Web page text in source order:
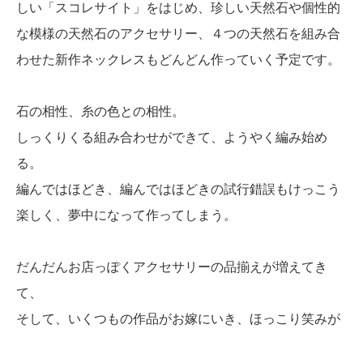
しい「スコレサイト」をはじめ、珍しい天然石や個性的
な模様の天然石のアクセサリー、４つの天然石を組み合
わせた新作ネックレスもどんどん作っていく予定です。
石の相性、糸の色との相性。
しっくりくる組み合わせができて、ようやく編み始め
る。
編んではほどき、編んではほどきの試行錯誤もけっこう
楽しく、夢中になって作ってしまう。
だんだんお店っぽくアクセサリーの品揃えが増えてき
て、
そして、いくつもの作品がお嫁にいき、ほっこり笑みが